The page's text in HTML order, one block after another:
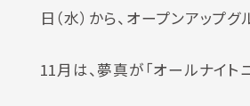
日（水）から、オープンアップ
11月は、夢真が「オールナイト